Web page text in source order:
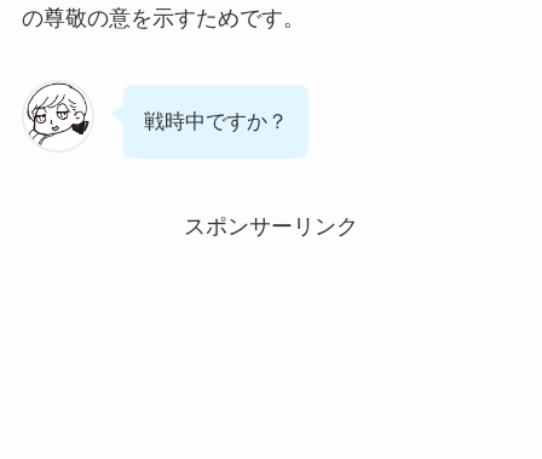
の尊敬の意を示すためです。
戦時中ですか？
スポンサーリンク